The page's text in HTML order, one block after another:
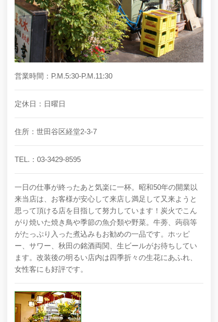
営業時間：P.M.5:30-P.M.11:30
定休日：日曜日
住所：世田谷区経堂2-3-7
TEL.：03-3429-8595
一日の仕事が終ったあと気楽に一杯。昭和50年の開業以
来当店は、お客様が安心して来店し満足して又来ようと
思って頂ける店を目指して努力しています！炭火でこん
がり焼いた焼き鳥や季節の魚介類や野菜。牛蒡、蒟蒻等
がたっぷり入った煮込みもお勧めの一品です。ホッピ
ー、サワー、秋田の銘酒両関、生ビールがお待ちしてい
ます。改装後の明るい店内は四季折々の生花にあふれ、
女性客にも好評です。